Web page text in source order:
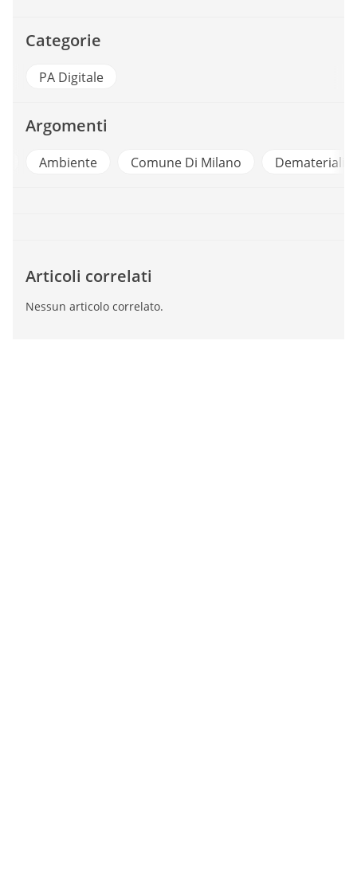
Categorie
PA Digitale
Argomenti
Ambiente Comune Di Milano
Articoli correlati
Nessun articolo correlato.